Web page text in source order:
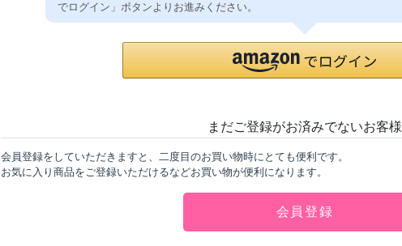
でログイン」ボタンよりお進みください。
まだご登録がお済みでないお客様
会員登録をしていただきますと、二度目のお買い物時にとても便利です。
お気に入り商品をご登録いただけるなどお買い物が便利になります。
会員登録